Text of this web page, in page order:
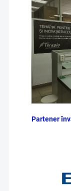
Partener